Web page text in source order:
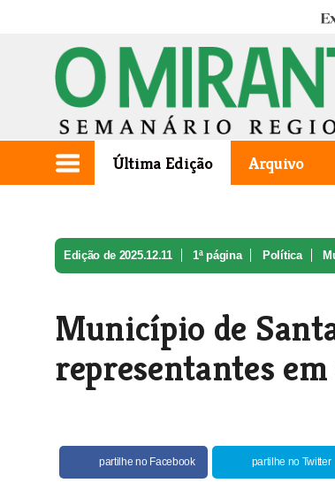
Última Edição Arquivo
Edição de 2025.12.11 1ª página Política
Município de
representantes
partilhe no Facebook partilhe no Twitter